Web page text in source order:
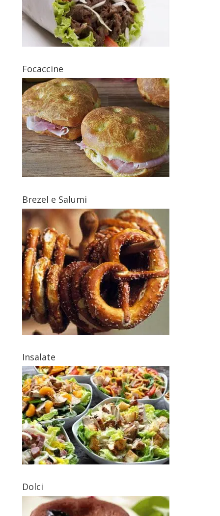
Focaccine
Brezel e Salumi
Insalate
Dolci